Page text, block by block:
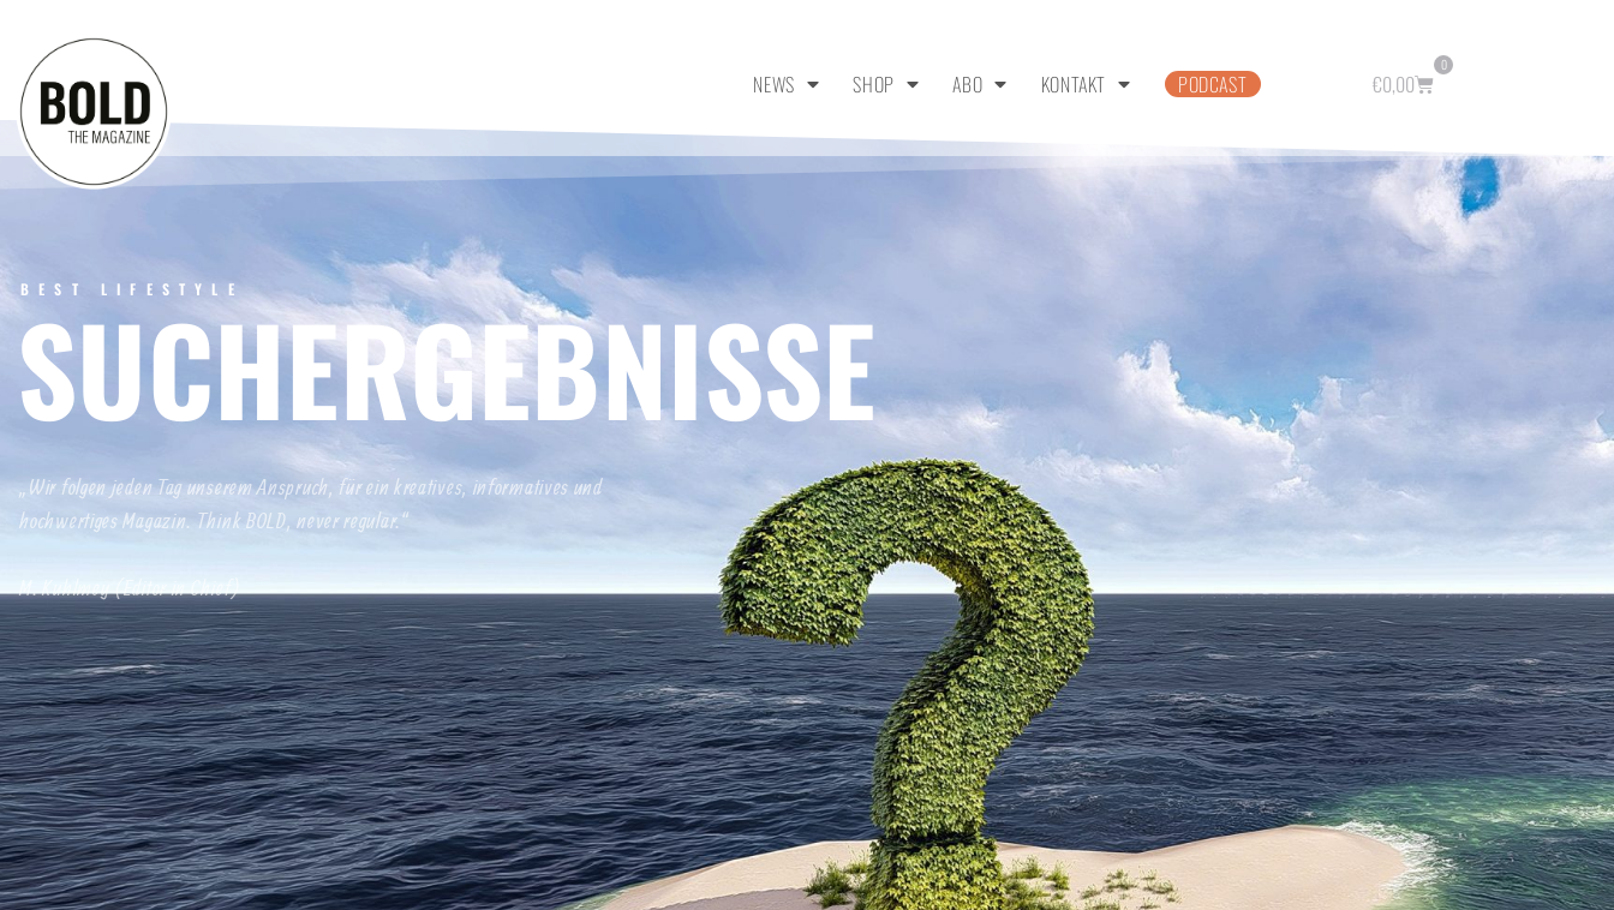
NEWS SHOP ABO KONTAKT PODCAST €0,00
0
BEST LIFESTYLE
SUCHERGEBNISSE
„Wir folgen jeden Tag unserem Anspruch, für ein kreatives, informatives und
hochwertiges Magazin. Think BOLD, never regular.“
M. Kuhlmey (Editor in Chief)